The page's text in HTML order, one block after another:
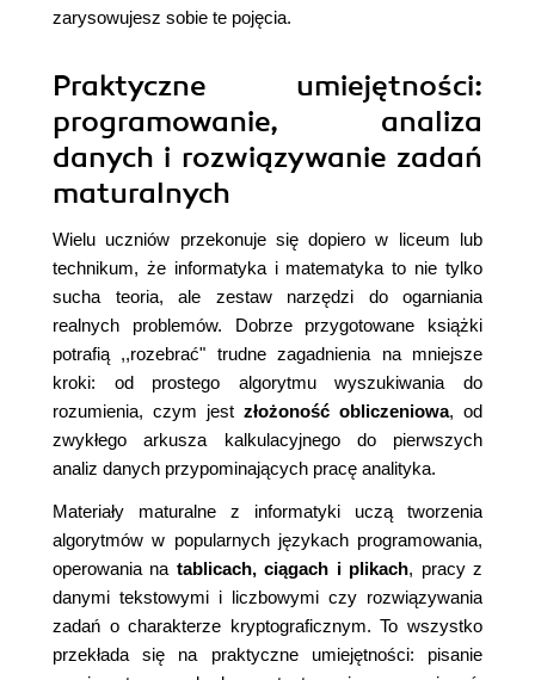
zarysowujesz sobie te pojęcia.
Praktyczne umiejętności:
programowanie, analiza
danych i rozwiązywanie zadań
maturalnych
Wielu uczniów przekonuje się dopiero w liceum lub
technikum, że informatyka i matematyka to nie tylko
sucha teoria, ale zestaw narzędzi do ogarniania
realnych problemów. Dobrze przygotowane książki
potrafią ,,rozebrać" trudne zagadnienia na mniejsze
kroki: od prostego algorytmu wyszukiwania do
rozumienia, czym jest złożoność obliczeniowa, od
zwykłego arkusza kalkulacyjnego do pierwszych
analiz danych przypominających pracę analityka.
Materiały maturalne z informatyki uczą tworzenia
algorytmów w popularnych językach programowania,
operowania na tablicach, ciągach i plikach, pracy z
danymi tekstowymi i liczbowymi czy rozwiązywania
zadań o charakterze kryptograficznym. To wszystko
przekłada się na praktyczne umiejętności: pisanie